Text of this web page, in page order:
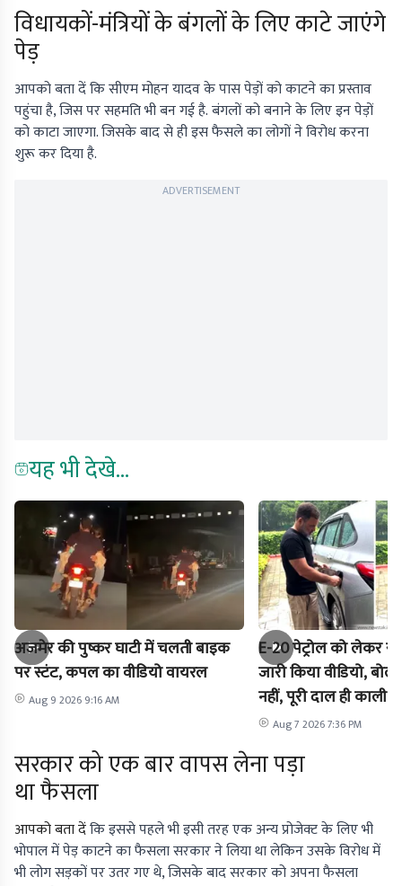
विधायकों-मंत्रियों के बंगलों के लिए काटे जाएंगे
पेड़
आपको बता दें कि सीएम मोहन यादव के पास पेड़ों को काटने का प्रस्ताव
पहुंचा है, जिस पर सहमति भी बन गई है. बंगलों को बनाने के लिए इन पेड़ों
को काटा जाएगा. जिसके बाद से ही इस फैसले का लोगों ने विरोध करना
शुरू कर दिया है.
ADVERTISEMENT
यह भी देखे...
अजमेर की पुष्कर घाटी में चलती बाइक
पर स्टंट, कपल का वीडियो वायरल
Aug 9 2026 9:16 AM
E-20 पेट्रोल को लेकर
जारी किया वीडियो,
नहीं, पूरी दाल ही काली है
Aug 7 2026 7:36 PM
सरकार को एक बार वापस लेना पड़ा
था फैसला
आपको बता देंकि इससे पहले भी इसी तरह एक अन्य प्रोजेक्ट के लिए भी
भोपाल में पेड़ काटने का फैसला सरकार ने लिया था लेकिन उसके विरोध में
भी लोग सड़कों पर उतर गए थे, जिसके बाद सरकार को अपना फैसला